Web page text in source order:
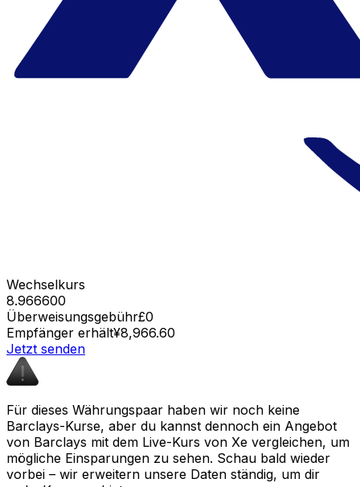
Wechselkurs
8.966600
Überweisungsgebühr£0
Empfänger erhält¥8,966.60
Jetzt senden
Für dieses Währungspaar haben wir noch keine
Barclays-Kurse, aber du kannst dennoch ein Angebot
von Barclays mit dem Live-Kurs von Xe vergleichen, um
mögliche Einsparungen zu sehen. Schau bald wieder
vorbei – wir erweitern unsere Daten ständig, um dir